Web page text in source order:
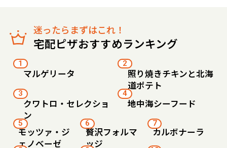
迷ったらまずはこれ！
宅配ピザおすすめランキング
1
マルゲリータ
2
照り焼きチキンと北海
道ポテト
3
クワトロ・セレクショ
ン
4
地中海シーフード
5
モッツァ・ジ
ェノベーゼ
6
贅沢フォルマ
ッジ
7
カルボナーラ